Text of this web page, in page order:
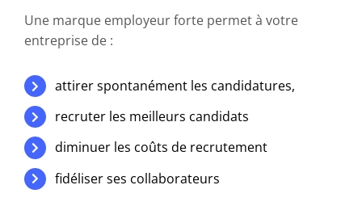
Une marque employeur forte permet à votre
entreprise de :
attirer spontanément les candidatures,
recruter les meilleurs candidats
diminuer les coûts de recrutement
fidéliser ses collaborateurs